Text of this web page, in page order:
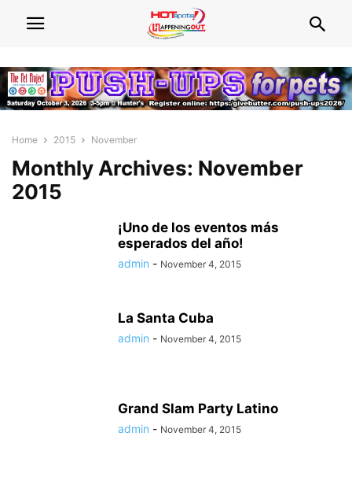
Home 2015 November
Monthly Archives: November
2015
¡Uno de los eventos más
esperados del año!
admin - November 4, 2015
La Santa Cuba
admin - November 4, 2015
Grand Slam Party Latino
admin - November 4, 2015